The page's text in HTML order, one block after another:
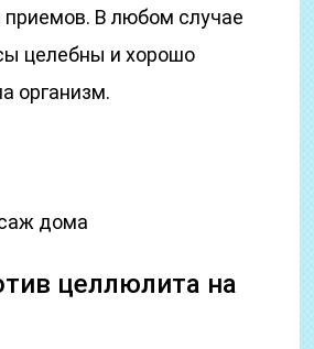
приемов. В любом случае
целебны и хорошо
организм.
дома
целлюлита на